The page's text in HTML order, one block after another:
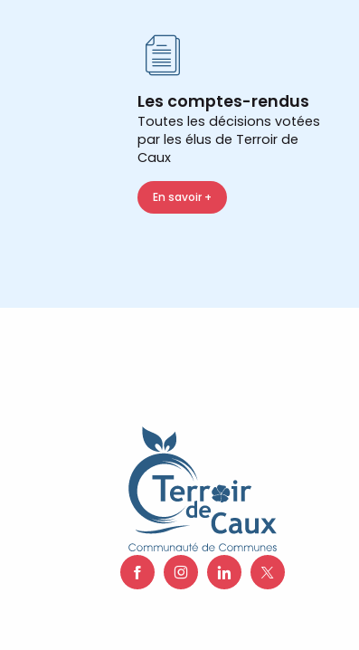
Les comptes-rendus
Toutes les décisions votées
par les élus de Terroir de
Caux
En savoir +